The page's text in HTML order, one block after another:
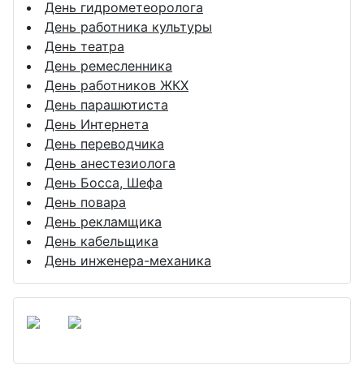
День гидрометеоролога
День работника культуры
День театра
День ремесленника
День работников ЖКХ
День парашютиста
День Интернета
День переводчика
День анестезиолога
День Босса, Шефа
День повара
День рекламщика
День кабельщика
День инженера-механика